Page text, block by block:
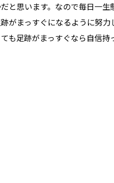
と思います。なので毎日一生
がまっすぐになるように努
も足跡がまっすぐなら自信持